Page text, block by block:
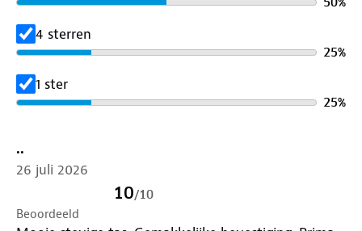
4 sterren
25%
1 ster
25%
..
26 juli 2026
10/10
Beoordeeld